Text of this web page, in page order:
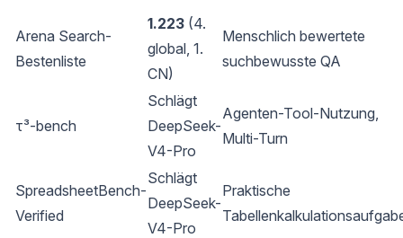
Arena Search-
Bestenliste
1.223 (4.
global, 1.
CN)
Menschlich bewertete
suchbewusste QA
τ³-bench
Schlägt
DeepSeek-
V4-Pro
Agenten-Tool-Nutzung,
Multi-Turn
SpreadsheetBench-
Verified
Schlägt
DeepSeek-
V4-Pro
Praktische